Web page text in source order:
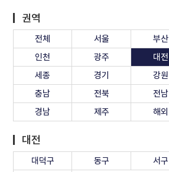
권역
전체 서울 부산
인천
광주 대전
세종
경기 강원
충남
전북 전남
경남
제주 해외
대전
대덕구 동구 서구